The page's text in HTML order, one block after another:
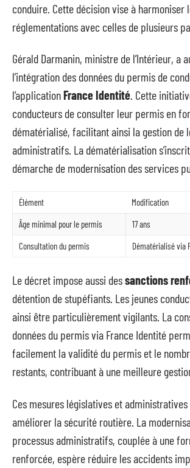
conduire. Cette décision vise à harmoniser
réglementations avec celles de plusieurs
Gérald Darmanin, ministre de l’Intérieur, a
l’intégration des données du permis de
l’applicationFrance Identité. Cette
conducteurs de consulter leur permis en
dématérialisé, facilitant ainsi la gestion de
administratifs. La dématérialisation
démarche de modernisation des services
Élément
Modification
Âge minimal pour le permis
17 ans
Consultation du permis
Dématérialisé via
Le décret impose aussi dessanctions
détention de stupéfiants. Les jeunes
ainsi être particulièrement vigilants. La
données du permis via France Identité
facilement la validité du permis et le
restants, contribuant à une meilleure
Ces mesures législatives et
améliorer la sécurité routière. La
processus administratifs, couplée à une
renforcée, espère réduire les accidents